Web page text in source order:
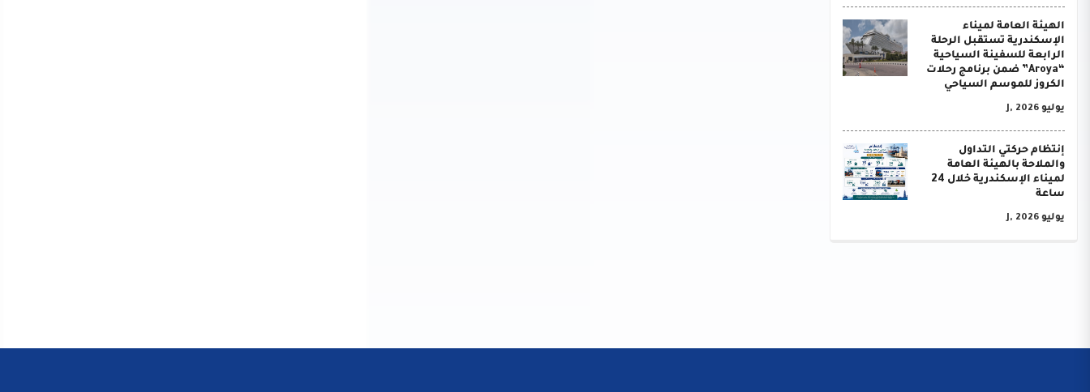
الهيئة العامة لميناء
الإسكندرية تستقبل الرحلة
الرابعة للسفينة السياحية
“Aroya” ضمن برنامج رحلات
الكروز للموسم السياحي
يوليو J, 2026
إنتظام حركتي التداول
والملاحة بالهيئة العامة
لميناء الإسكندرية خلال 24
ساعة
يوليو J, 2026